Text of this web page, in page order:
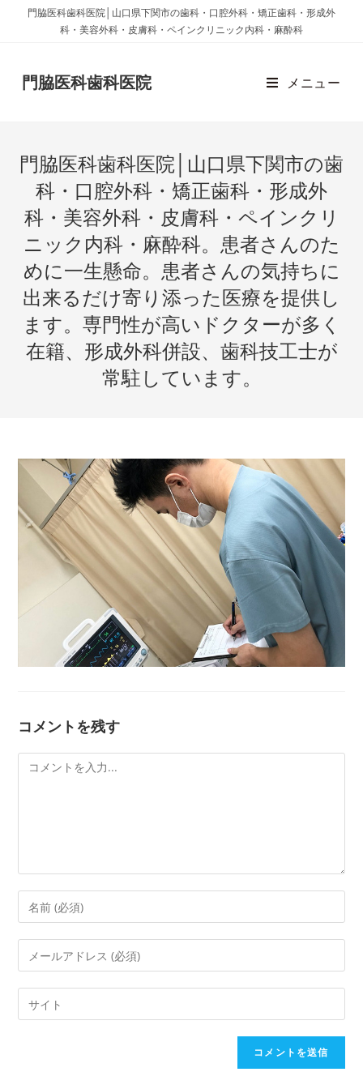
門脇医科歯科医院│山口県下関市の歯科・口腔外科・矯正歯科・形成外
科・美容外科・皮膚科・ペインクリニック内科・麻酔科
門脇医科歯科医院 メニュー
門脇医科歯科医院│山口県下関市の歯
科・口腔外科・矯正歯科・形成外
科・美容外科・皮膚科・ペインクリ
ニック内科・麻酔科。患者さんのた
めに一生懸命。患者さんの気持ちに
出来るだけ寄り添った医療を提供し
ます。専門性が高いドクターが多く
在籍、形成外科併設、歯科技工士が
常駐しています。
コメントを残す